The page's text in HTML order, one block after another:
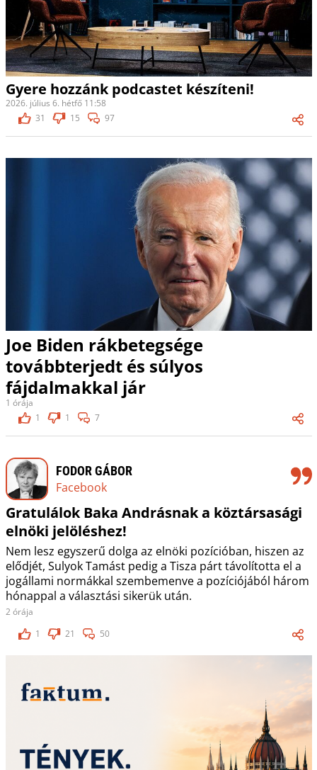
Gyere hozzánk podcastet készíteni!
2026. július 6. hétfő 11:58
31
15 97
Joe Biden rákbetegsége
továbbterjedt és súlyos
fájdalmakkal jár
1 órája
1
1 7
FODOR GÁBOR
Facebook
Gratulálok Baka Andrásnak a köztársasági
elnöki jelöléshez!
Nem lesz egyszerű dolga az elnöki pozícióban, hiszen az
elődjét, Sulyok Tamást pedig a Tisza párt távolította el a
jogállami normákkal szembemenve a pozíciójából három
hónappal a választási sikerük után.
2 órája
1
21 50